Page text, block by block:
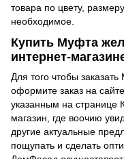
товара по цвету,
необходимое.
Купить Муфта
интернет-
Для того чтобы
оформите заказ на
указанным на странице
магазин, где воочию
другие актуальные
пощупать и сделать